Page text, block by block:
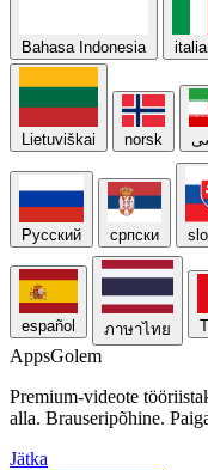
Bahasa Indonesia
Lietuviškai norsk
Русский српски
español ภาษาไทย
AppsGolem
Premium-videote
alla. Brauseripõhine.
Jätka